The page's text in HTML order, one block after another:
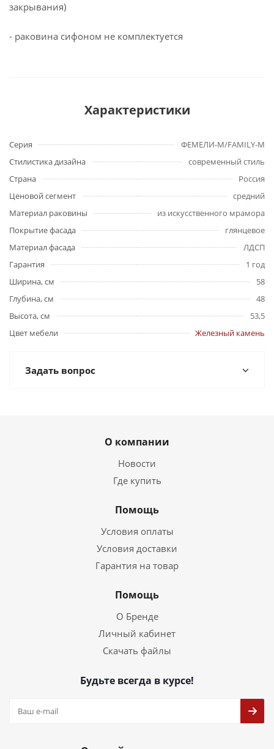
закрывания)
- раковина сифоном не комплектуется
Характеристики
Серия
ФЕМЕЛИ-М/FAMILY-M
Стилистика дизайна
современный стиль
Страна
Россия
Ценовой сегмент
средний
Материал раковины
из искусственного мрамора
Покрытие фасада
глянцевое
Материал фасада
ЛДСП
Гарантия
1 год
Ширина, см
58
Глубина, см
48
Высота, см
53,5
Цвет мебели
Железный камень
Задать вопрос
О компании
Новости
Где купить
Помощь
Условия оплаты
Условия доставки
Гарантия на товар
Помощь
О Бренде
Личный кабинет
Скачать файлы
Будьте всегда в курсе!